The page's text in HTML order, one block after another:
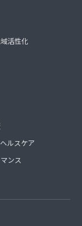
活性化
ルスケア
ンス